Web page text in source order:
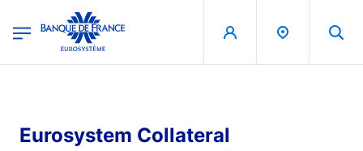
Banque de France - Menu Principal
Eurosystem Collateral